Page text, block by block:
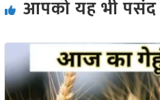
आपको यह भी